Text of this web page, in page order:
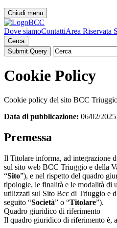
Chiudi menu
Dove siamoContattiArea Riservata
Cerca
Cookie Policy
Cookie policy del sito BCC
Data di pubblicazione: 06/02/2025
Premessa
Il Titolare informa, ad integrazione
sul sito web BCC Triuggio e della
“Sito”), e nel rispetto del quadro
tipologie, le finalità e le modalità di
utilizzati sul Sito Bcc di Triuggio e
seguito “Società” o “Titolare”).
Quadro giuridico di riferimento
Il quadro giuridico di riferimento è,